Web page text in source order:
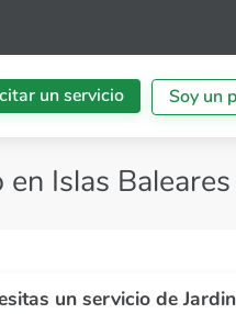
un servicio Soy un
Islas Baleares
un servicio de